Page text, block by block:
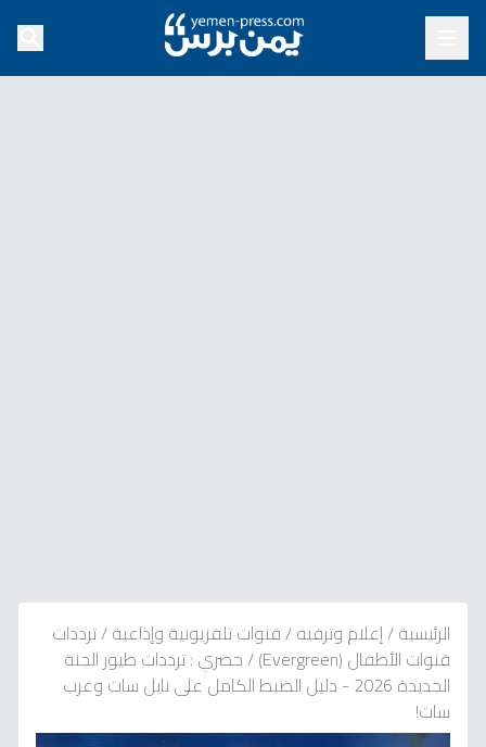
الرئيسية/إعلام وترفيه/قنوات تلفزيونية وإذاعية/ترددات
قنوات الأطفال (Evergreen)
/حصري : ترددات طيور الجنة
الجديدة 2026 - دليل الضبط الكامل على نايل سات وعرب
سات!